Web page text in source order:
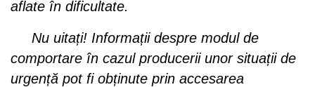
aflate în dificultate.
Nu uitați! Informații despre modul de
comportare în cazul producerii unor situații de
urgență pot fi obținute prin accesarea